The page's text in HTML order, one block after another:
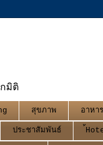
มิติ
สุขภาพ อาหา
ประชาสัมพันธ์